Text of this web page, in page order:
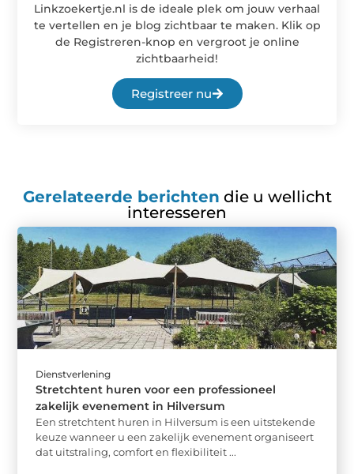
Linkzoekertje.nl is de ideale plek om jouw verhaal
te vertellen en je blog zichtbaar te maken. Klik op
de Registreren-knop en vergroot je online
zichtbaarheid!
Registreer nu
Gerelateerde berichten die u wellicht
interesseren
Dienstverlening
Stretchtent huren voor een professioneel
zakelijk evenement in Hilversum
Een stretchtent huren in Hilversum is een uitstekende
keuze wanneer u een zakelijk evenement organiseert
dat uitstraling, comfort en flexibiliteit ...